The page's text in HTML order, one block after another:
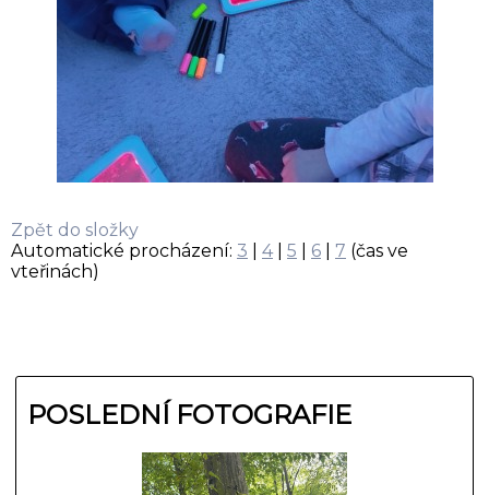
Zpět do složky
Automatické procházení: 3 4| 5 6 7 (čas ve
vteřinách)
POSLEDNÍ FOTOGRAFIE